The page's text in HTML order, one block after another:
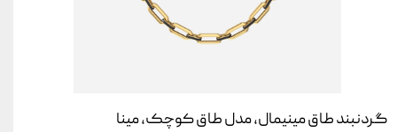
گردنبند طاق مینیمال، مدل طاق کوچک، مینا